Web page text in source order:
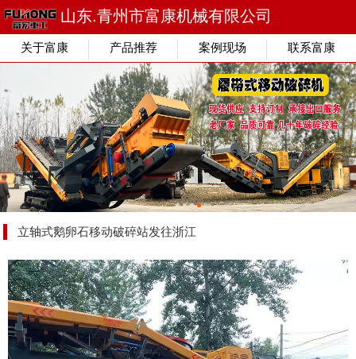
山东.青州市富康机械有限公司
关于富康 产品推荐 案例现场 联系富康
立轴式鹅卵石移动破碎站发往浙江